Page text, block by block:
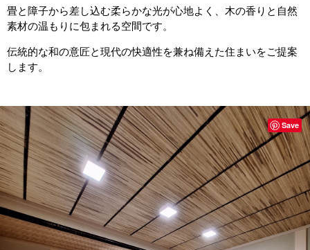
畳と障子から差し込む柔らかな光が心地よく、木の香りと自然
素材の温もりに包まれる空間です。
伝統的な和の意匠と現代の快適性を兼ね備えた住まいをご提案
します。
Save